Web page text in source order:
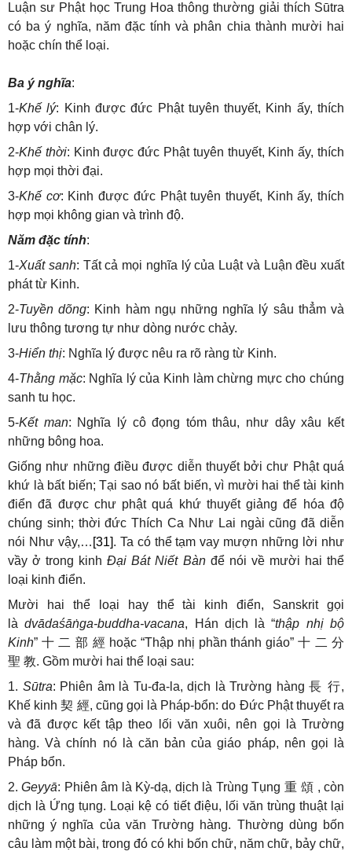
Luận sư Phật học Trung Hoa thông thường giải thích Sūtra
có ba ý nghĩa, năm đặc tính và phân chia thành mười hai
hoặc chín thể loại.
Ba ý nghĩa:
1-Khế lý: Kinh được đức Phật tuyên thuyết, Kinh ấy, thích
hợp với chân lý.
2-Khế thời: Kinh được đức Phật tuyên thuyết, Kinh ấy, thích
hợp mọi thời đại.
3-Khế cơ: Kinh được đức Phật tuyên thuyết, Kinh ấy, thích
hợp mọi không gian và trình độ.
Năm đặc tính:
1-Xuất sanh: Tất cả mọi nghĩa lý của Luật và Luận đều xuất
phát từ Kinh.
2-Tuyền dõng: Kinh hàm ngụ những nghĩa lý sâu thẳm và
lưu thông tương tự như dòng nước chảy.
3-Hiển thị: Nghĩa lý được nêu ra rõ ràng từ Kinh.
4-Thằng mặc: Nghĩa lý của Kinh làm chừng mực cho chúng
sanh tu học.
5-Kết man: Nghĩa lý cô đọng tóm thâu, như dây xâu kết
những bông hoa.
Giống như những điều được diễn thuyết bởi chư Phật quá
khứ là bất biến; Tại sao nó bất biến, vì mười hai thể tài kinh
điển đã được chư phật quá khứ thuyết giảng để hóa độ
chúng sinh; thời đức Thích Ca Như Lai ngài cũng đã diễn
nói Như vậy,… [31]. Ta có thể tạm vay mượn những lời như
vầy ở trong kinh Đại Bát Niết Bàn để nói về mười hai thể
loại kinh điển.
Mười hai thể loại hay thể tài kinh điển, Sanskrit gọi
là dvādaśāṅga-buddha-vacana, Hán dịch là “thập nhị bộ
Kinh” 十 二 部 經 hoặc “Thập nhị phần thánh giáo” 十 二 分
聖 教. Gồm mười hai thể loại sau:
1. Sūtra: Phiên âm là Tu-đa-la, dịch là Trường hàng長 行,
Khế kinh契 經, cũng gọi là Pháp-bổn: do Đức Phật thuyết ra
và đã được kết tập theo lối văn xuôi, nên gọi là Trường
hàng. Và chính nó là căn bản của giáo pháp, nên gọi là
Pháp bổn.
2. Geyyā: Phiên âm là Kỳ-dạ, dịch là Trùng Tụng 重 頌 , còn
dịch là Ứng tụng. Loại kệ có tiết điệu, lối văn trùng thuật lại
những ý nghĩa của văn Trường hàng. Thường dùng bốn
câu làm một bài, trong đó có khi bốn chữ, năm chữ, bảy chữ,